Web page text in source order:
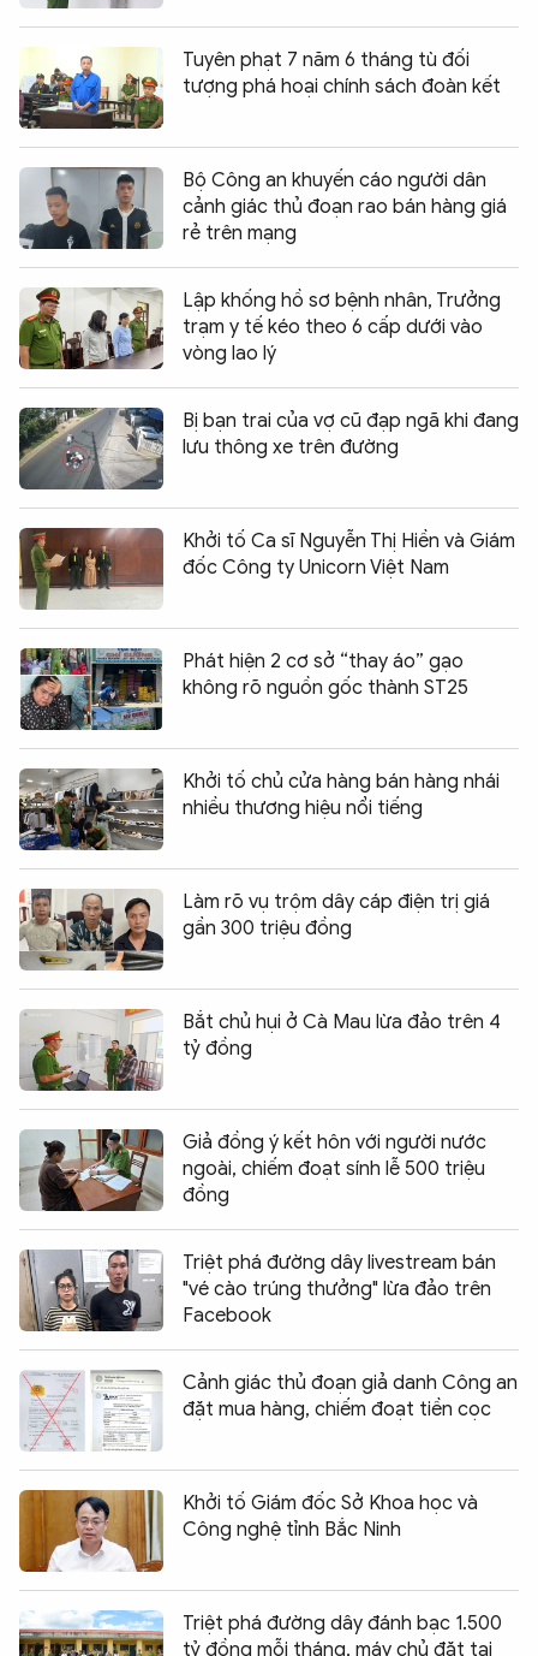
Tuyên phạt 7 năm 6 tháng tù đối
tượng phá hoại chính sách đoàn kết
Bộ Công an khuyến cáo người dân
cảnh giác thủ đoạn rao bán hàng giá
rẻ trên mạng
Lập khống hồ sơ bệnh nhân, Trưởng
trạm y tế kéo theo 6 cấp dưới vào
vòng lao lý
Bị bạn trai của vợ cũ đạp ngã khi đang
lưu thông xe trên đường
Khởi tố Ca sĩ Nguyễn Thị Hiền và Giám
đốc Công ty Unicorn Việt Nam
Phát hiện 2 cơ sở “thay áo” gạo
không rõ nguồn gốc thành ST25
Khởi tố chủ cửa hàng bán hàng nhái
nhiều thương hiệu nổi tiếng
Làm rõ vụ trộm dây cáp điện trị giá
gần 300 triệu đồng
Bắt chủ hụi ở Cà Mau lừa đảo trên 4
tỷ đồng
Giả đồng ý kết hôn với người nước
ngoài, chiếm đoạt sính lễ 500 triệu
đồng
Triệt phá đường dây livestream bán
"vé cào trúng thưởng" lừa đảo trên
Facebook
Cảnh giác thủ đoạn giả danh Công an
đặt mua hàng, chiếm đoạt tiền cọc
Khởi tố Giám đốc Sở Khoa học và
Công nghệ tỉnh Bắc Ninh
Triệt phá đường dây đánh bạc 1.500
tỷ đồng mỗi tháng, máy chủ đặt tại